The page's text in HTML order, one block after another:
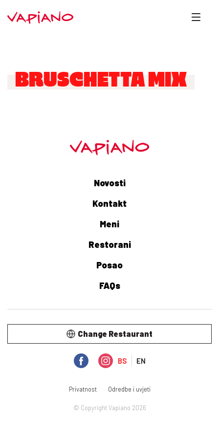
BRUSCHETTA MIX
Novosti
Kontakt
Meni
Restorani
Posao
FAQs
BS EN
Change Restaurant
© Copyright Vapiano 2026
Privatnost Odredbe i uvjeti